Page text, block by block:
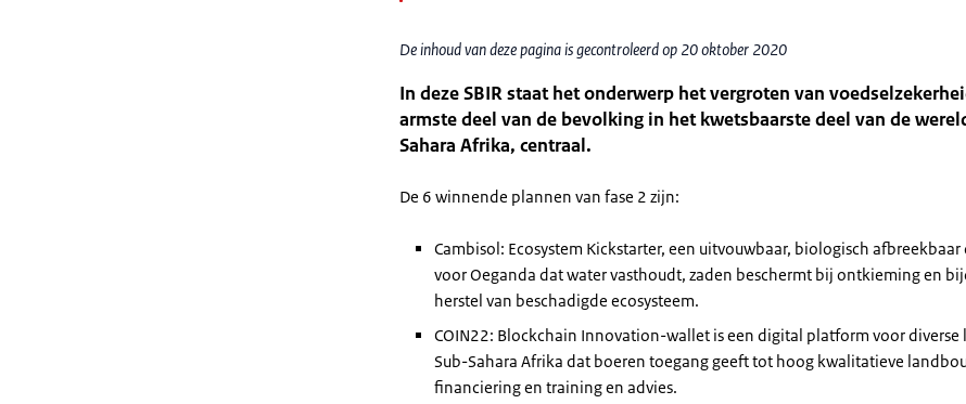
De inhoud van deze pagina is gecontroleerd op 20 oktober 2020
In deze SBIR staat het onderwerp het vergroten van
armste deel van de bevolking in het kwetsbaarste deel van de
Sahara Afrika, centraal.
De 6 winnende plannen van fase 2 zijn:
Cambisol: Ecosystem Kickstarter, een uitvouwbaar, biologisch
voor Oeganda dat water vasthoudt, zaden beschermt bij ontkieming en
herstel van beschadigde ecosysteem.
COIN22: Blockchain Innovation-wallet is een digital platform voor diverse
Sub-Sahara Afrika dat boeren toegang geeft tot hoog kwalitatieve
financiering en training en advies.